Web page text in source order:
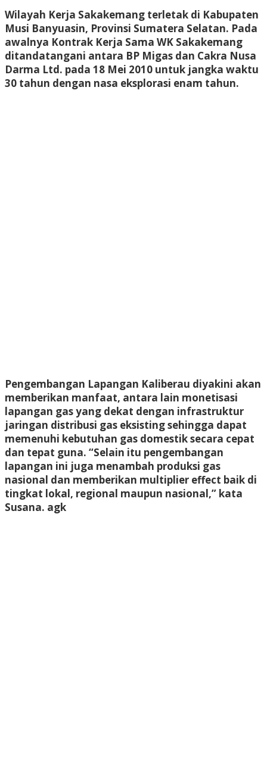
Wilayah Kerja Sakakemang terletak di Kabupaten
Musi Banyuasin, Provinsi Sumatera Selatan. Pada
awalnya Kontrak Kerja Sama WK Sakakemang
ditandatangani antara BP Migas dan Cakra Nusa
Darma Ltd. pada 18 Mei 2010 untuk jangka waktu
30 tahun dengan nasa eksplorasi enam tahun.
Pengembangan Lapangan Kaliberau diyakini akan
memberikan manfaat, antara lain monetisasi
lapangan gas yang dekat dengan infrastruktur
jaringan distribusi gas eksisting sehingga dapat
memenuhi kebutuhan gas domestik secara cepat
dan tepat guna. “Selain itu pengembangan
lapangan ini juga menambah produksi gas
nasional dan memberikan multiplier effect baik di
tingkat lokal, regional maupun nasional,” kata
Susana. agk